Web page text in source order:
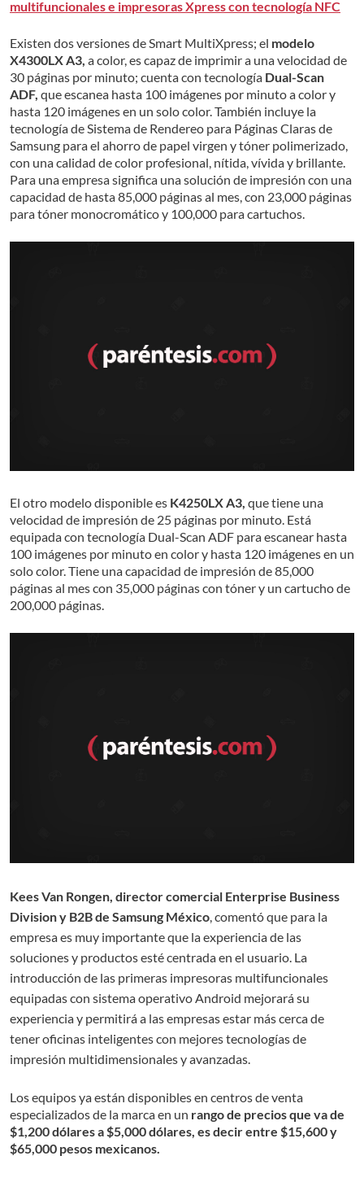
multifuncionales e impresoras Xpress con tecnología NFC
Existen dos versiones de Smart MultiXpress; el modelo
X4300LX A3, a color, es capaz de imprimir a una velocidad de
30 páginas por minuto; cuenta con tecnología Dual-Scan
ADF, que escanea hasta 100 imágenes por minuto a color y
hasta 120 imágenes en un solo color. También incluye la
tecnología de Sistema de Rendereo para Páginas Claras de
Samsung para el ahorro de papel virgen y tóner polimerizado,
con una calidad de color profesional, nítida, vívida y brillante.
Para una empresa significa una solución de impresión con una
capacidad de hasta 85,000 páginas al mes, con 23,000 páginas
para tóner monocromático y 100,000 para cartuchos.
El otro modelo disponible es K4250LX A3, que tiene una
velocidad de impresión de 25 páginas por minuto. Está
equipada con tecnología Dual-Scan ADF para escanear hasta
100 imágenes por minuto en color y hasta 120 imágenes en un
solo color. Tiene una capacidad de impresión de 85,000
páginas al mes con 35,000 páginas con tóner y un cartucho de
200,000 páginas.
Kees Van Rongen, director comercial Enterprise Business
Division y B2B de Samsung México, comentó que para la
empresa es muy importante que la experiencia de las
soluciones y productos esté centrada en el usuario. La
introducción de las primeras impresoras multifuncionales
equipadas con sistema operativo Android mejorará su
experiencia y permitirá a las empresas estar más cerca de
tener oficinas inteligentes con mejores tecnologías de
impresión multidimensionales y avanzadas.
Los equipos ya están disponibles en centros de venta
especializados de la marca en un rango de precios que va de
$1,200 dólares a $5,000 dólares, es decir entre $15,600 y
$65,000 pesos mexicanos.